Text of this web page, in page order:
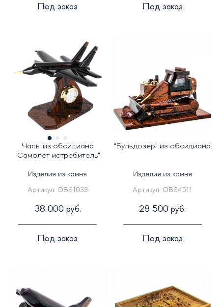
Под заказ Под заказ
Часы из обсидиана
"Самолет истребитель"
Изделия из камня
Артикул: OBS1033
38 000 руб.
Под заказ
"Бульдозер" из обсидиана
Изделия из камня
Артикул: OBS4511
28 500 руб.
Под заказ